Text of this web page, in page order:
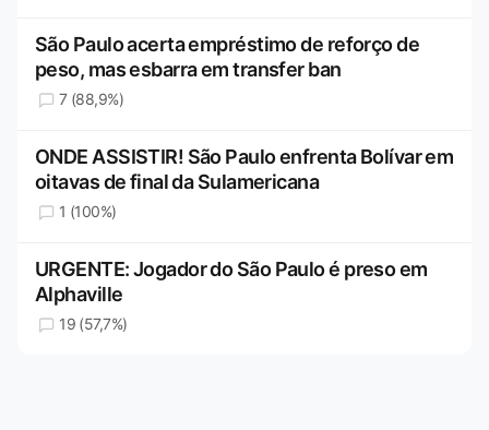
São Paulo acerta empréstimo de reforço de
peso, mas esbarra em transfer ban
7 (88,9%)
ONDE ASSISTIR! São Paulo enfrenta Bolívar em
oitavas de final da Sulamericana
1 (100%)
URGENTE: Jogador do São Paulo é preso em
Alphaville
19 (57,7%)